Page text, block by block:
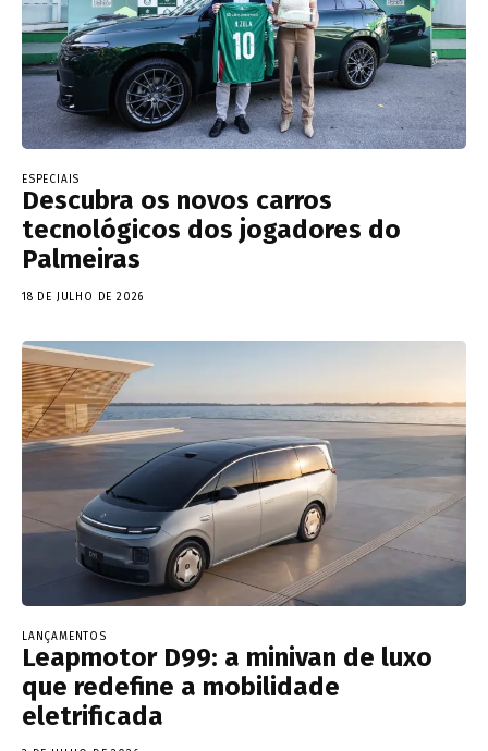
ESPECIAIS
Descubra os novos carros
tecnológicos dos jogadores do
Palmeiras
18 DE JULHO DE 2026
LANÇAMENTOS
Leapmotor D99: a minivan de luxo
que redefine a mobilidade
eletrificada